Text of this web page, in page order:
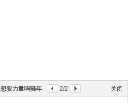
关闭
想要力量吗骚年 2/2